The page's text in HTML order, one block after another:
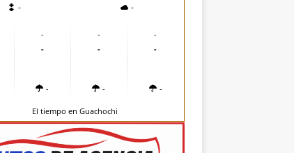
-
-
-
-
-
-
-
-
-
-
-
El tiempo en Guachochi